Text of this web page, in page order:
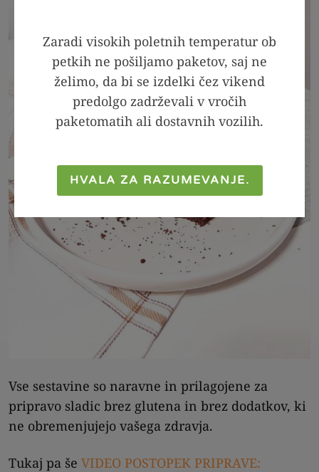
Vse sestavine so naravne in prilagojene za
pripravo sladic brez glutena in brez dodatkov, ki
ne obremenjujejo vašega zdravja.
Tukaj pa še VIDEO POSTOPEK PRIPRAVE:
Zaradi visokih poletnih temperatur ob
petkih ne pošiljamo paketov, saj ne
želimo, da bi se izdelki čez vikend
predolgo zadrževali v vročih
paketomatih ali dostavnih vozilih.
HVALA ZA RAZUMEVANJE.